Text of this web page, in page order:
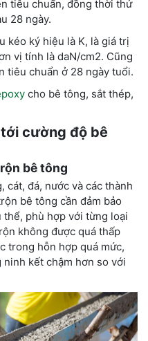
tiêu chuẩn, đồng thời thử
28 ngày.
kéo ký hiệu là K, là giá trị
vị tính là daN/cm2. Cũng
tiêu chuẩn ở 28 ngày tuổi.
cho bê tông, sắt thép,
cường độ bê
bê tông
cát, đá, nước và các thành
bê tông cần đảm bảo
phù hợp với từng loại
không được quá thấp
trong hỗn hợp quá mức,
kết chậm hơn so với